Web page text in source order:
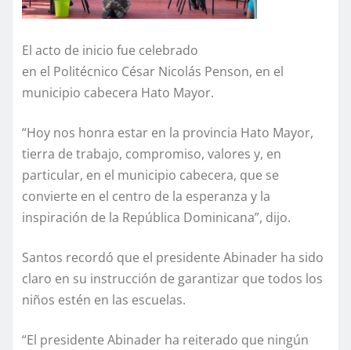
El acto de inicio fue celebrado
en el Politécnico César Nicolás Penson, en el
municipio cabecera Hato Mayor.
“Hoy nos honra estar en la provincia Hato Mayor,
tierra de trabajo, compromiso, valores y, en
particular, en el municipio cabecera, que se
convierte en el centro de la esperanza y la
inspiración de la República Dominicana”, dijo.
Santos recordó que el presidente Abinader ha sido
claro en su instrucción de garantizar que todos los
niños estén en las escuelas.
“El presidente Abinader ha reiterado que ningún